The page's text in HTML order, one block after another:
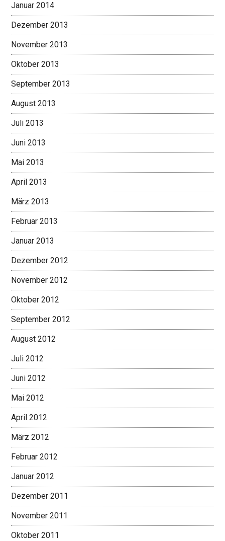
Januar 2014
Dezember 2013
November 2013
Oktober 2013
September 2013
August 2013
Juli 2013
Juni 2013
Mai 2013
April 2013
März 2013
Februar 2013
Januar 2013
Dezember 2012
November 2012
Oktober 2012
September 2012
August 2012
Juli 2012
Juni 2012
Mai 2012
April 2012
März 2012
Februar 2012
Januar 2012
Dezember 2011
November 2011
Oktober 2011